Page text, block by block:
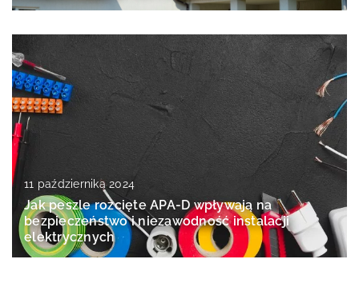
11 października 2024
Jak peszle rozcięte APA-D wpływają na
bezpieczeństwo i niezawodność instalacji
elektrycznych